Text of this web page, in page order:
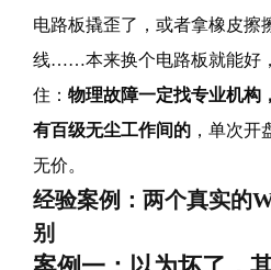
电路板撬歪了，或者拿橡皮擦
线……本来换个电路板就能好
住： 物理故障一定找专业机构
有百级无尘工作间的 ，单次
无价。
经验案例：两个真实的
别